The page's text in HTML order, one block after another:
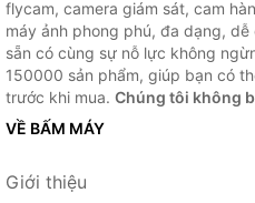
flycam, camera giám sát, cam
máy ảnh phong phú, đa dạng,
sẵn có cùng sự nỗ lực không
150000 sản phẩm, giúp bạn có
trước khi mua. Chúng tôi không
VỀ BẤM MÁY
Giới thiệu